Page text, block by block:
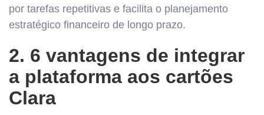
por tarefas repetitivas e facilita o planejamento
estratégico financeiro de longo prazo.
2. 6 vantagens de integrar
a plataforma aos cartões
Clara